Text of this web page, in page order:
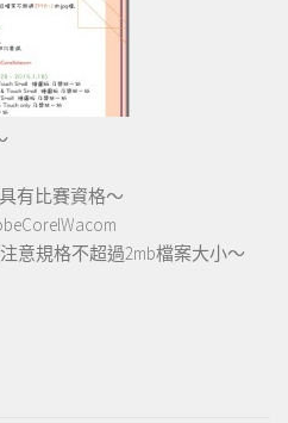
有比賽資格～
意規格不超過2mb檔案大小～